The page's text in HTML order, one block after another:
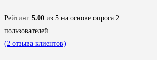
Рейтинг 5.00 из 5 на основе опроса 2
пользователей
(2 отзыва клиентов)